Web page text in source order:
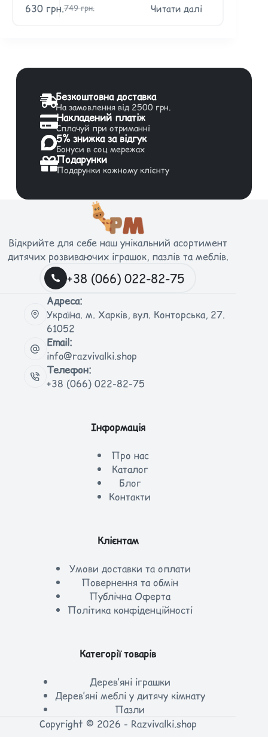
749грн.
630 грн. Читати далі
Безкоштовна доставка
На замовлення від 2500 грн.
Накладений платіж
Сплачуй при отриманні
5% знижка за відгук
Бонуси в соц мережах
Подарунки
Подарунки кожному клієнту
Відкрийте для себе наш унікальний асортимент
дитячих розвиваючих іграшок, пазлів та меблів.
+38 (066) 022-82-75
Адреса:
Україна. м. Харків, вул. Конторська, 27.
61052
Email:
info@razvivalki.shop
Телефон:
+38 (066) 022-82-75
Інформація
Про нас
Каталог
Блог
Контакти
Клієнтам
Умови доставки та оплати
Повернення та обмін
Публічна Оферта
Політика конфіденційності
Категорії товарів
Дерев’яні іграшки
Дерев’яні меблі у дитячу кімнату
Пазли
Copyright © 2026 - Razvivalki.shop